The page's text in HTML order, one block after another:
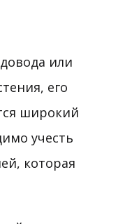
или
его
широкий
учесть
которая